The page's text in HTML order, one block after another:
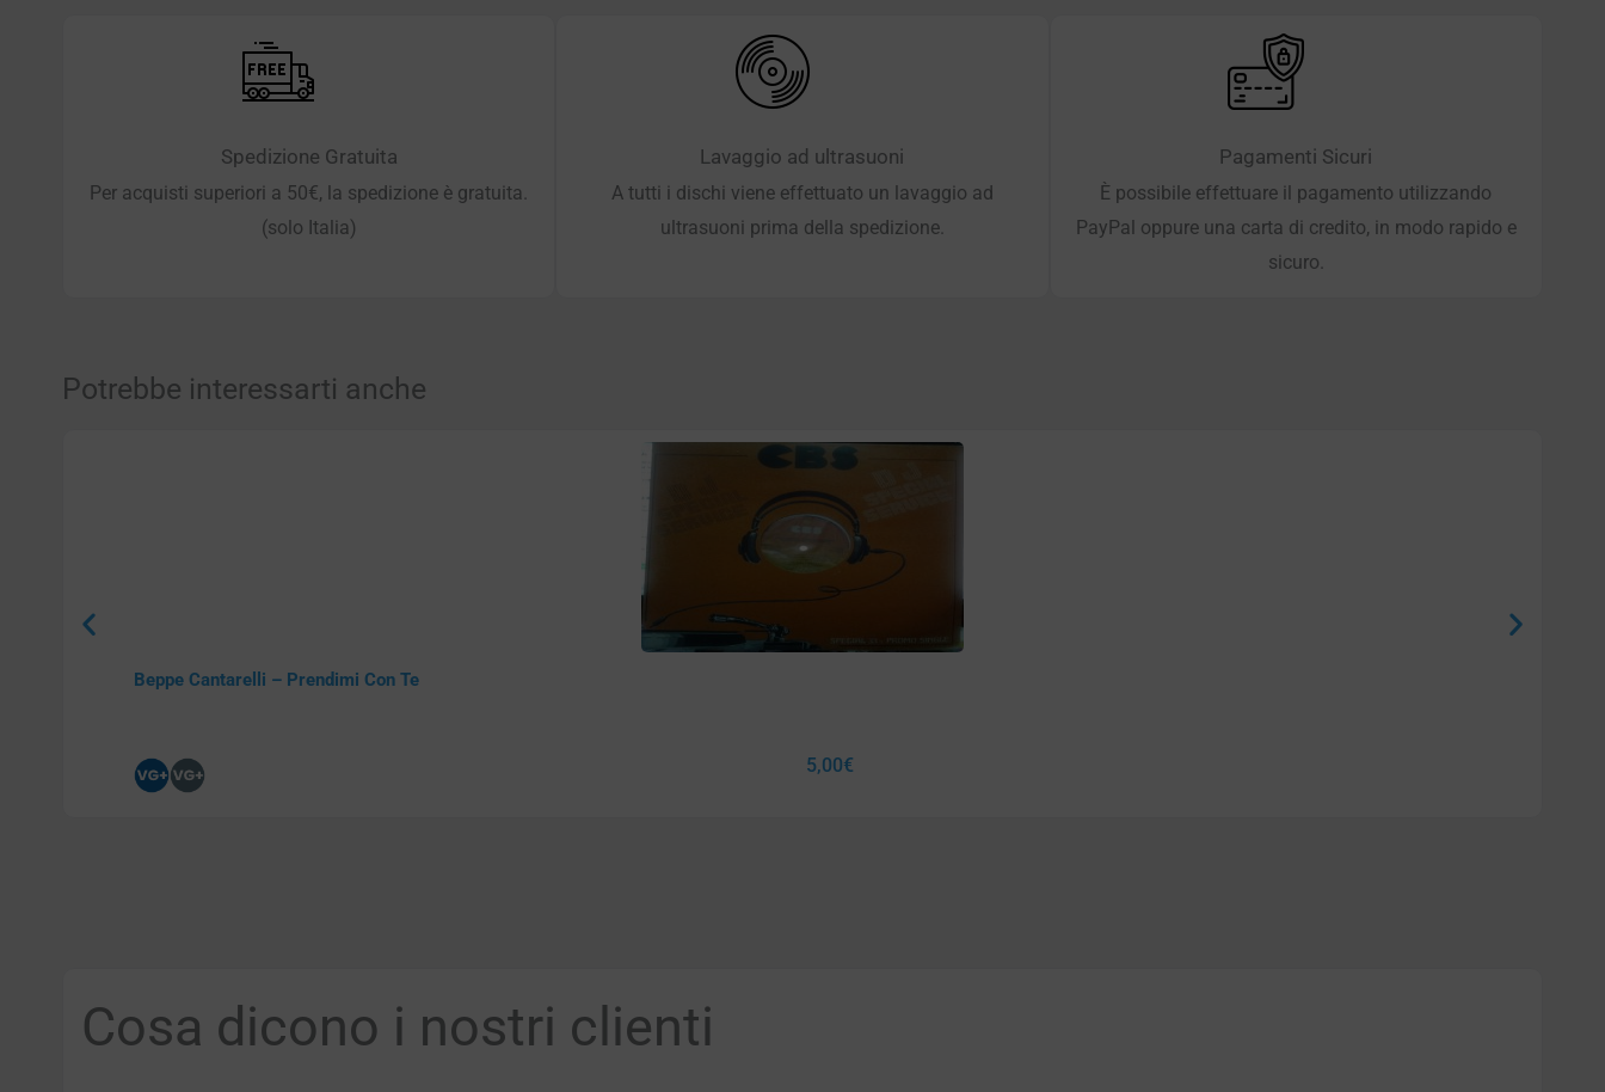
Spedizione Gratuita
Per acquisti superiori a 50€, la spedizione è gratuita.
(solo Italia)
Lavaggio ad ultrasuoni
A tutti i dischi viene effettuato un lavaggio ad
ultrasuoni prima della spedizione.
Pagamenti Sicuri
È possibile effettuare il pagamento utilizzando
PayPal oppure una carta di credito, in modo rapido e
sicuro.
Potrebbe interessarti anche
Beppe Cantarelli – Prendimi Con Te
5,00€
Cosa dicono i nostri clienti